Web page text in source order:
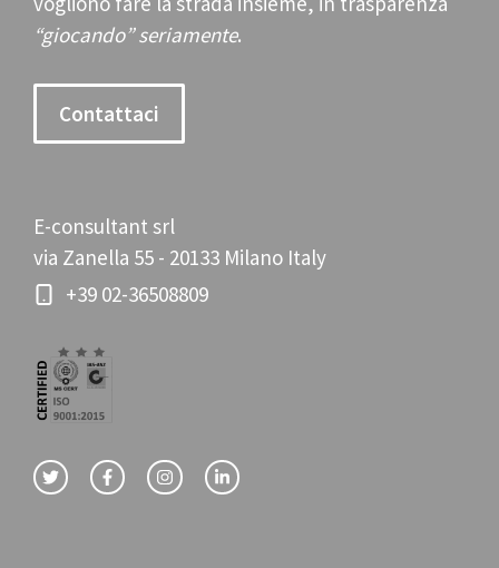
“giocando” seriamente.
Contattaci
E-consultant srl
via Zanella 55 - 20133 Milano Italy
+39 02-36508809